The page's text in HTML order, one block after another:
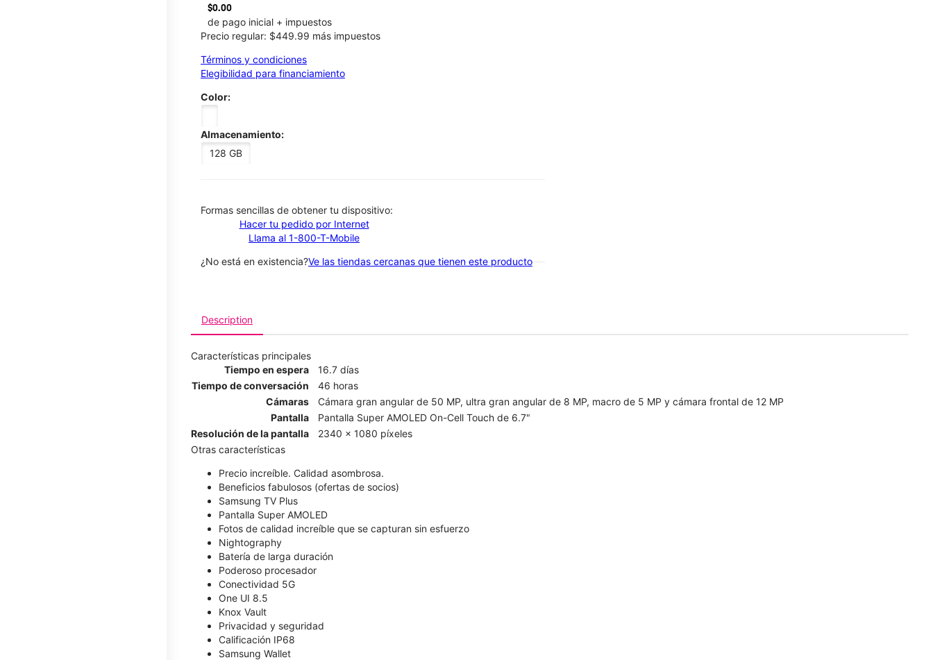
$0.00
de pago inicial + impuestos
Precio regular: $449.99 más impuestos
Términos y condiciones
Elegibilidad para financiamiento
Color:
Almacenamiento:
128 GB
​​​​​​​Formas sencillas de obtener tu dispositivo:
Hacer tu pedido por Internet
Llama al 1-800-T-Mobile
¿No está en existencia?Ve las tiendas cercanas que tienen este producto
Description
Características principales
Tiempo en espera
16.7 días
Tiempo de conversación
46 horas
Cámaras
Cámara gran angular de 50 MP, ultra gran angular de 8 MP, macro de 5 MP y cámara frontal de 12 MP
Pantalla
Pantalla Super AMOLED On-Cell Touch de 6.7"
Resolución de la pantalla
2340 x 1080 píxeles
Otras características
Precio increíble. Calidad asombrosa.
Beneficios fabulosos (ofertas de socios)
Samsung TV Plus
Pantalla Super AMOLED
Fotos de calidad increíble que se capturan sin esfuerzo
Nightography
Batería de larga duración
Poderoso procesador
Conectividad 5G
One UI 8.5
Knox Vault
Privacidad y seguridad
Calificación IP68
Samsung Wallet